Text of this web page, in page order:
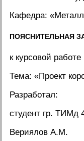
Кафедра:
ПОЯСНИТЕЛЬНАЯ
к курсовой работе
Тема: «Проект
Разработал:
студент гр. ТИМд
Вериялов А.М.